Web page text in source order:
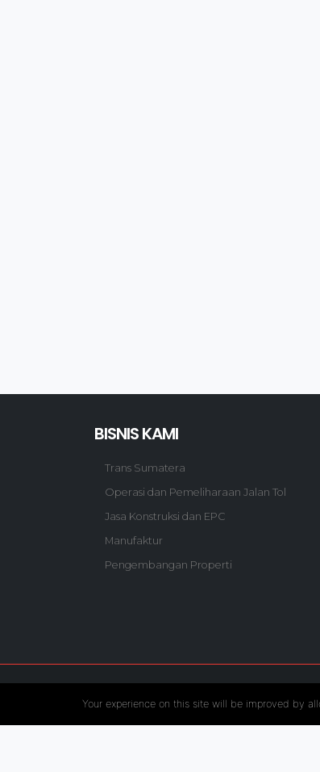
BISNIS KAMI
Trans Sumatera
Operasi dan Pemeliharaan Jalan Tol
Jasa Konstruksi dan EPC
Manufaktur
Pengembangan Properti
Your experience on this site will be improved by